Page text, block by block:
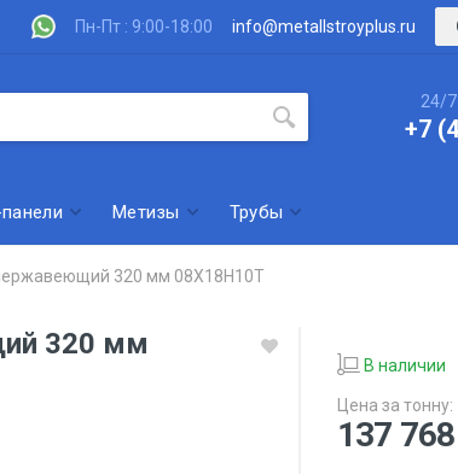
Пн-Пт : 9:00-18:00 info@metallstroyplus.ru
24/
+7
Метизы Трубы
320 мм 08Х18Н10Т
320 мм
В наличии
Цена за тонну:
137 768